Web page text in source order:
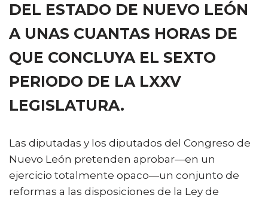
DEL ESTADO DE NUEVO LEÓN
A UNAS CUANTAS HORAS DE
QUE CONCLUYA EL SEXTO
PERIODO DE LA LXXV
LEGISLATURA.
Las diputadas y los diputados del Congreso de
Nuevo León pretenden aprobar—en un
ejercicio totalmente opaco—un conjunto de
reformas a las disposiciones de la Ley de